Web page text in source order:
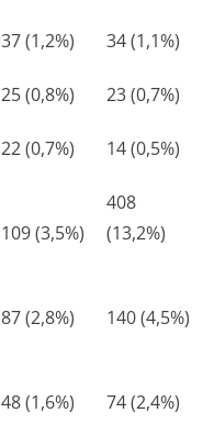
37 (1,2%) 34 (1,1%)
25 (0,8%) 23 (0,7%)
22 (0,7%) 14 (0,5%)
109 (3,5%)
408
(13,2%)
87 (2,8%) 140 (4,5%)
48 (1,6%) 74 (2,4%)